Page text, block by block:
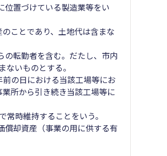
置づけている製造業等をい
ことであり、土地代は含まな
転勤者を含む。だたし、市内
いものとする。
の日における当該工場等にお
所から引き続き当該工場等に
時維持することをいう。
却資産（事業の用に供する有